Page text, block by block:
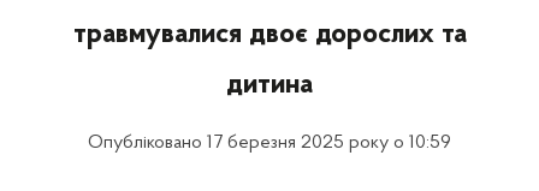
травмувалися двоє дорослих та
дитина
Опубліковано 17 березня 2025 року о 10:59